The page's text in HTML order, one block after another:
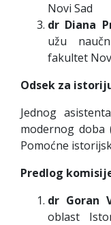
Novi Sad
dr Diana
užu
fakultet
Odsek za
Jednog
modernog doba
Pomoćne
Predlog
dr Goran
oblast